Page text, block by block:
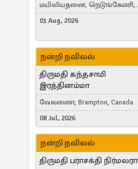
மயிலியதனை, நெடுங்கேணி,
கம்பர்மலை
01 Aug, 2026
நன்றி நவிலல்
திருமதி கந்தசாமி
இரத்தினம்மா
வேலணை, Brampton, Canada
08 Jul, 2026
நன்றி நவிலல்
திருமதி பராசக்தி